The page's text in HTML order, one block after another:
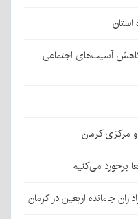
کاهش آسیب‌های اجتماعی
و مرکزی کرمان
برخورد می‌کنیم